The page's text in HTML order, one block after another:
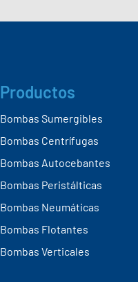
Productos
Bombas Sumergibles
Bombas Centrífugas
Bombas Autocebantes
Bombas Peristálticas
Bombas Neumáticas
Bombas Flotantes
Bombas Verticales